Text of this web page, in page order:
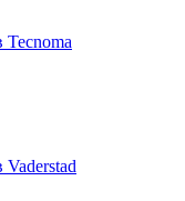
Tecnoma
Vaderstad